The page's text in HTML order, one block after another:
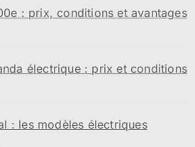
: prix, conditions et avantages
électrique : prix et conditions
: les modèles électriques